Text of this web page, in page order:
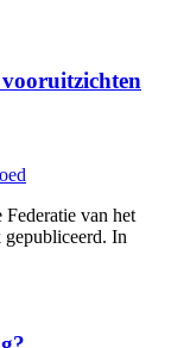
Federatie van het
In